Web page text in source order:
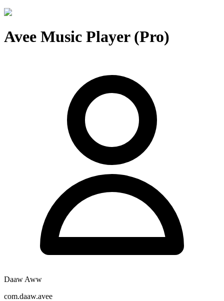
Avee Music Player (Pro)
Daaw Aww
com.daaw.avee